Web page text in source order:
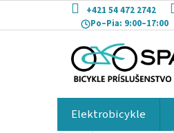
obsah
+421 54 472 2742
Po–Pia: 9:00–17:00
Elektrobicykle